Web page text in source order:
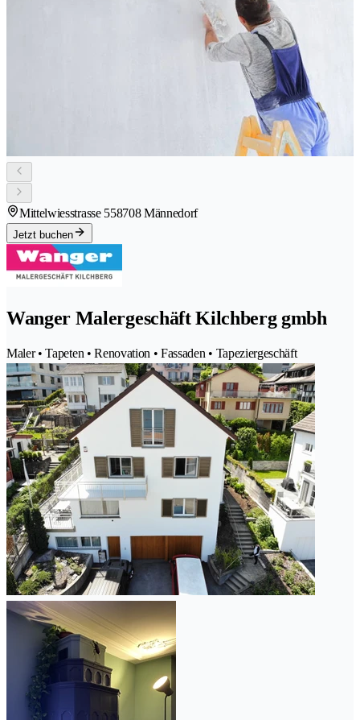
Mittelwiesstrasse 558708 Männedorf
Jetzt buchen
Wanger Malergeschäft Kilchberg gmbh
Maler • Tapeten • Renovation • Fassaden • Tapeziergeschäft